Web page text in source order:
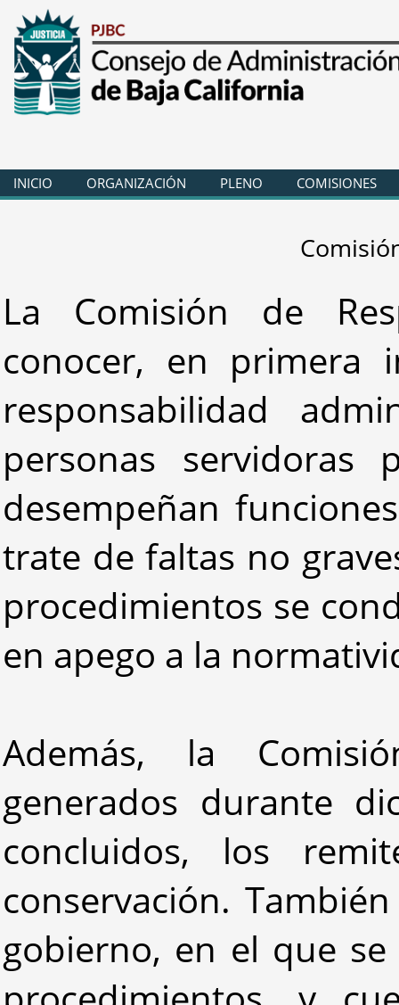
INICIO ORGANIZACIÓN PLENO COMISIONES
La Comisión de
conocer, en primera
responsabilidad
personas servidoras
desempeñan
trate de faltas no
procedimientos se
en apego a la
Además, la
generados durante
concluidos, los
conservación.
gobierno, en el que